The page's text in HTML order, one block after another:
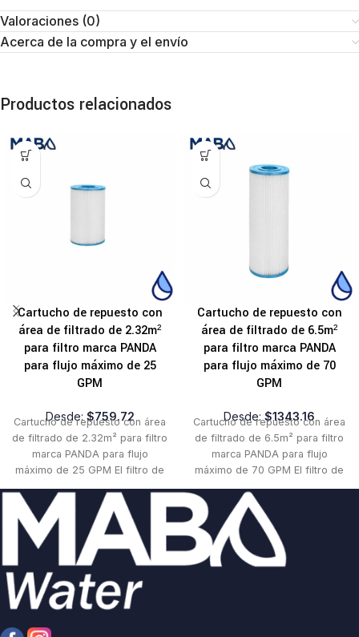
Valoraciones (0)
Acerca de la compra y el envío
Productos relacionados
Cartucho de repuesto con
área de filtrado de 2.32m²
para filtro marca PANDA
para flujo máximo de 25
GPM
Desde: $759.72
Cartucho de repuesto con área
de filtrado de 2.32m² para filtro
marca PANDA para flujo
máximo de 25 GPM El filtro de
cartucho PANDA le ofrece una
alta resistencia y una buena
fiabilidad con un bajo
mantenimiento, gracias a su
diseño puede extraer partículas
diminutas del agua de su
piscina, con un mantenimiento
muy bajo, sólo desenrosque su
el cartucho, enjuáguelo y está
Cartucho de repuesto con
área de filtrado de 6.5m²
para filtro marca PANDA
para flujo máximo de 70
GPM
Desde: $1343.16
Cartucho de repuesto con área
de filtrado de 6.5m² para filtro
marca PANDA para flujo
máximo de 70 GPM El filtro de
cartucho PANDA le ofrece una
alta resistencia y una buena
fiabilidad con un bajo
mantenimiento, gracias a su
diseño puede extraer partículas
diminutas del agua de su